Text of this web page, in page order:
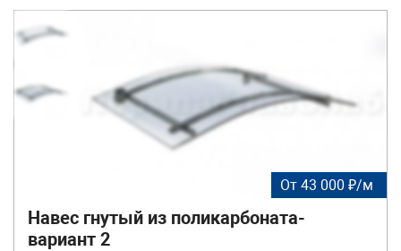
От 43 000 ₽/м
Навес гнутый из поликарбоната-
вариант 2